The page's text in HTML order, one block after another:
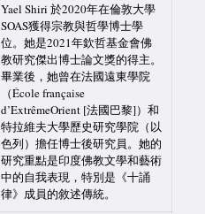
Yael Shiri 於2020年在倫敦大學
SOAS獲得宗教與哲學博士學
位。她是2021年欽哲基金會佛
教研究傑出博士論文獎的得主。
畢業後，她曾在法國遠東學院
（École française
d’ExtrêmeOrient [法國巴黎]）和
特拉維夫大學歷史研究學院（以
色列）擔任博士後研究員。她的
研究重點是印度佛教文學和藝術
中的自我表現，特別是《十誦
律》成員的敘述傳統。